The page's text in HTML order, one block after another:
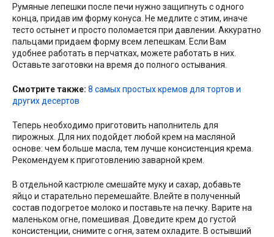
Румяные лепешки после печи нужно защипнуть с одного
конца, придав им форму конуса. Не медлите с этим, иначе
тесто остынет и просто поломается при давлении. Аккуратно
пальцами придаем форму всем лепешкам. Если Вам
удобнее работать в перчатках, можете работать в них.
Оставьте заготовки на время до полного остывания.
Смотрите также: 8 самых простых кремов для тортов и
других десертов
Теперь необходимо приготовить наполнитель для
пирожных. Для них подойдет любой крем на масляной
основе: чем больше масла, тем лучше консистенция крема.
Рекомендуем к приготовлению заварной крем.
В отдельной кастрюле смешайте муку и сахар, добавьте
яйцо и старательно перемешайте. Влейте в полученный
состав подогретое молоко и поставьте на печку. Варите на
маленьком огне, помешивая. Доведите крем до густой
консистенции, снимите с огня, затем охладите. В остывший